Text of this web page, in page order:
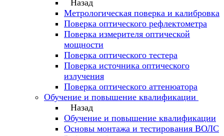
Назад
Метрологическая поверка и калибровка
Поверка оптического рефлектометра
Поверка измерителя оптической
мощности
Поверка оптического тестера
Поверка источника оптического
излучения
Поверка оптического аттенюатора
Обучение и повышение квалификации
Назад
Обучение и повышение квалификации
Основы монтажа и тестирования ВОЛС